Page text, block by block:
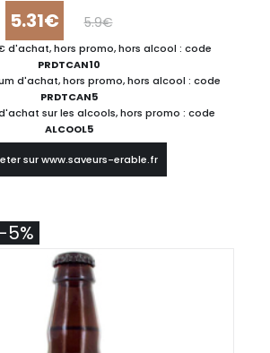
5.31€ 5.9€
d'achat, hors promo, hors alcool : code
PRDTCAN10
d'achat, hors promo, hors alcool : code
PRDTCAN5
sur les alcools, hors promo : code
ALCOOL5
sur www.saveurs-erable.fr
5%